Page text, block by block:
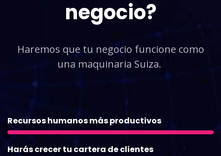
negocio?
Haremos que tu negocio funcione como
una maquinaria Suiza.
Recursos humanos más productivos
Harás crecer tu cartera de clientes